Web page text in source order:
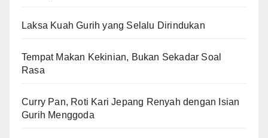
Laksa Kuah Gurih yang Selalu Dirindukan
Tempat Makan Kekinian, Bukan Sekadar Soal
Rasa
Curry Pan, Roti Kari Jepang Renyah dengan Isian
Gurih Menggoda